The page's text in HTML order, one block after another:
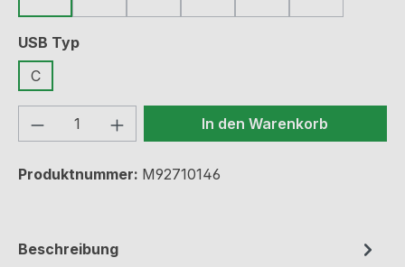
USB Typauswählen
C
Produkt Anzahl: Gib denIn den Warenkorb
Produktnummer: M92710146
Beschreibung